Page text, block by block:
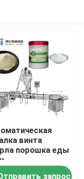
винта
порошка еды
запрос